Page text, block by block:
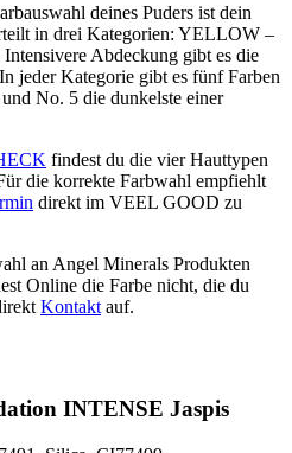
deines Puders ist dein
in drei Kategorien: YELLOW –
Abdeckung gibt es die
jeder Kategorie gibt es fünf Farben
No. 5 die dunkelste einer
findest du die vier Hauttypen
die korrekte Farbwahl empfiehlt
direkt im VEEL GOOD zu
an Angel Minerals Produkten
Online die Farbe nicht, die du
Kontakt auf.
INTENSE Jaspis